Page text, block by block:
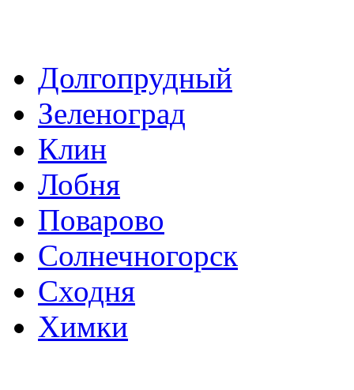
Долгопрудный
Зеленоград
Клин
Лобня
Поварово
Солнечногорск
Сходня
Химки